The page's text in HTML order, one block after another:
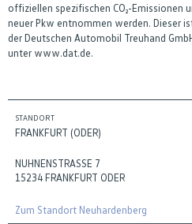
offiziellen spezifischen CO₂-Emissionen
neuer Pkw entnommen werden. Dieser
der Deutschen Automobil Treuhand
unter www.dat.de.
STANDORT
FRANKFURT (ODER)
NUHNENSTRASSE 7
15234 FRANKFURT ODER
Zum Standort Neuhardenberg